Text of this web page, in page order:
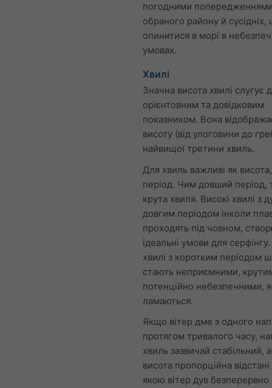
погодними
обраного району й
опинитися в морі в
умовах.
Хвилі
Значна висота хвилі слугує
орієнтовним та довідковим
показником. Вона
висоту (від улоговини до
найвищої третини хвиль.
Для хвиль важливі як висота,
період. Чим довший
крута хвиля. Високі хвилі з
довгим періодом інколи
проходять під човном,
ідеальні умови для
хвилі з коротким періодом
стають неприємними,
потенційно небезпечними,
ламаються.
Якщо вітер дме з одного
протягом тривалого часу,
хвиль зазвичай стабільний, а
висота пропорційна
якою вітер дув